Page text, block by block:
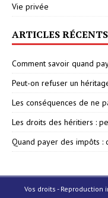
Vie privée
ARTICLES RÉCENTS
Comment savoir quand
Peut-on refuser un
Les conséquences de ne
Les droits des héritiers :
Quand payer des impôts :
Vos droits - Reproduction